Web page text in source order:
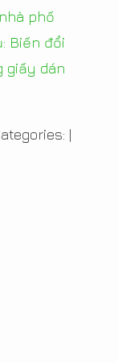
phố
Biến đổi
giấy dán
|